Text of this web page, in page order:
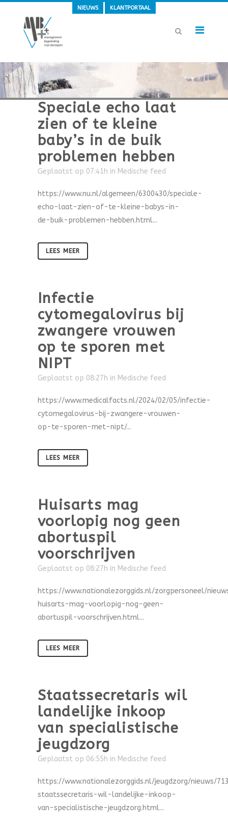
NIEUWS KLANTPORTAAL
Speciale echo laat
zien of te kleine
baby’s in de buik
problemen hebben
Geplaatst op 07:41h in Medische feed
https://www.nu.nl/algemeen/6300430/speciale-
echo-laat-zien-of-te-kleine-babys-in-
de-buik-problemen-hebben.html...
LEES MEER
Infectie
cytomegalovirus bij
zwangere vrouwen
op te sporen met
NIPT
Geplaatst op 08:27h in Medische feed
https://www.medicalfacts.nl/2024/02/05/infectie-
cytomegalovirus-bij-zwangere-vrouwen-
op-te-sporen-met-nipt/...
LEES MEER
Huisarts mag
voorlopig nog geen
abortuspil
voorschrijven
Geplaatst op 08:27h in Medische feed
https://www.nationalezorggids.nl/zorgpersoneel/
huisarts-mag-voorlopig-nog-geen-
abortuspil-voorschrijven.html...
LEES MEER
Staatssecretaris wil
landelijke inkoop
van specialistische
jeugdzorg
Geplaatst op 06:55h in Medische feed
https://www.nationalezorggids.nl/jeugdzorg/nieuws/
staatssecretaris-wil-landelijke-inkoop-
van-specialistische-jeugdzorg.html...